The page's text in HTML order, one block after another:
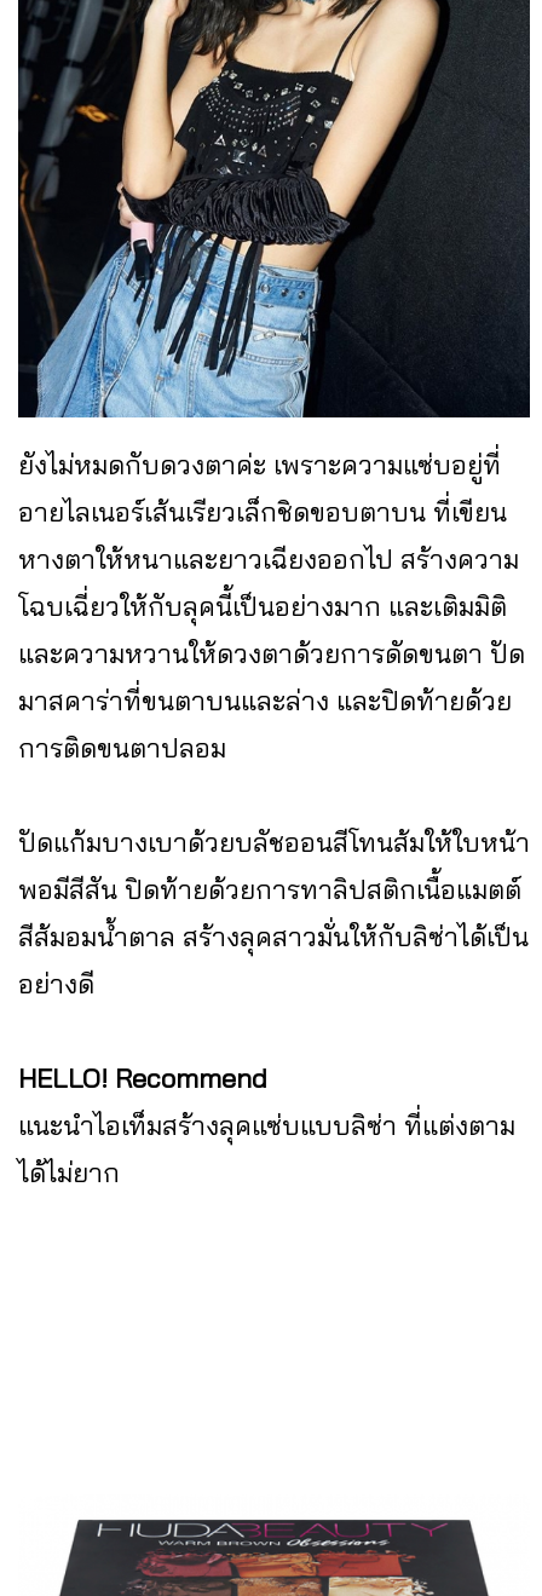
ยังไม่หมดกับดวงตาค่ะ เพราะความแซ่บอยู่ที่
อายไลเนอร์เส้นเรียวเล็กชิดขอบตาบน ที่เขียน
หางตาให้หนาและยาวเฉียงออกไป สร้างความ
โฉบเฉี่ยวให้กับลุคนี้เป็นอย่างมาก และเติมมิติ
และความหวานให้ดวงตาด้วยการดัดขนตา ปัด
มาสคาร่าที่ขนตาบนและล่าง และปิดท้ายด้วย
การติดขนตาปลอม
ปัดแก้มบางเบาด้วยบลัชออนสีโทนส้มให้ใบหน้า
พอมีสีสัน ปิดท้ายด้วยการทาลิปสติกเนื้อแมตต์
สีส้มอมน้ำตาล สร้างลุคสาวมั่นให้กับลิซ่าได้เป็น
อย่างดี
HELLO! Recommend
แนะนำไอเท็มสร้างลุคแซ่บแบบลิซ่า ที่แต่งตาม
ได้ไม่ยาก